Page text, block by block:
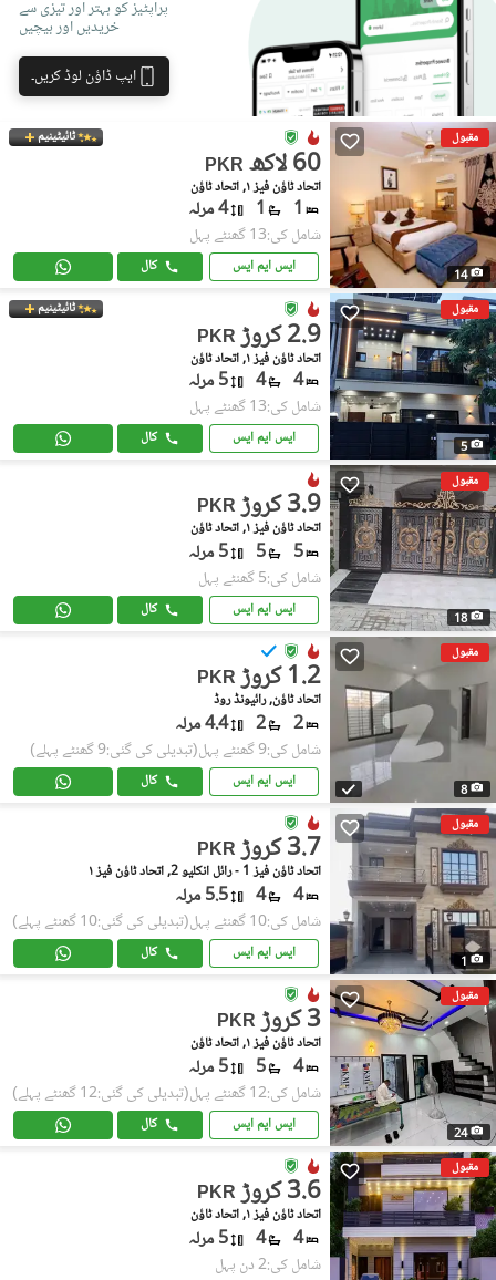
پراپٹیز کو بہتر اور تیزی سے
خریدیں اور بیچیں
ایپ ڈاؤن لوڈ کریں۔
مقبول
14
ٹائیٹینیم
PKR 60 لاکھ
اتحاد ٹاؤن فیز ١, اتحاد ٹاؤن
1
1 4 مرلہ
شامل کی:13 گھنٹے پہل
ایس ایم ایس کال
مقبول
5
ٹائیٹینیم
PKR 2.9 کروڑ
اتحاد ٹاؤن فیز ١, اتحاد ٹاؤن
4
4 5 مرلہ
شامل کی:13 گھنٹے پہل
ایس ایم ایس کال
مقبول
18
PKR 3.9 کروڑ
اتحاد ٹاؤن فیز ١, اتحاد ٹاؤن
5
5 5 مرلہ
شامل کی:5 گھنٹے پہل
ایس ایم ایس کال
مقبول
8
PKR 1.2 کروڑ
اتحاد ٹاؤن, رائیونڈ روڈ
2
2 4.4 مرلہ
شامل کی:9 گھنٹے پہل (تبدیلی کی گئی:9 گھنٹے پہلے)
ایس ایم ایس کال
مقبول
1
PKR 3.7 کروڑ
اتحاد ٹاؤن فیز 1 - رائل انکلیو 2, اتحاد ٹاؤن فیز ١
4
4 5.5 مرلہ
شامل کی:10 گھنٹے پہل (تبدیلی کی گئی:10 گھنٹے پہلے)
ایس ایم ایس کال
مقبول
24
PKR 3 کروڑ
اتحاد ٹاؤن فیز ١, اتحاد ٹاؤن
4
5 5 مرلہ
شامل کی:12 گھنٹے پہل (تبدیلی کی گئی:12 گھنٹے پہلے)
ایس ایم ایس کال
مقبول
PKR 3.6 کروڑ
اتحاد ٹاؤن فیز ١, اتحاد ٹاؤن
4
4 5 مرلہ
شامل کی:2 دن پہل